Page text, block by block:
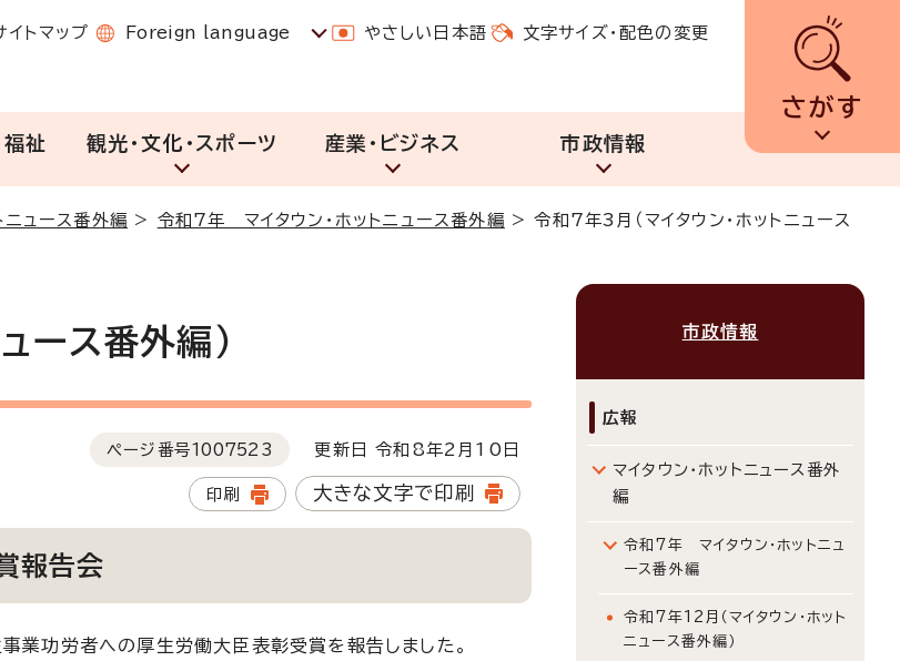
イトマップ Foreign language やさしい日本語 文字サイズ・配色の変更
さがす
福祉 観光・文化・スポーツ 産業・ビジネス 市政情報
ニュース番外編 > 令和7年 マイタウン・ホットニュース番外編 >令和7年3月（マイタウン・ホットニュース
ース番外編）
ページ番号1007523 更新日 令和8年2月10日
印刷 大きな文字で印刷
報告会
業功労者への厚生労働大臣表彰受賞を報告しました。
市政情報
広報
マイタウン・ホットニュース番外
編
令和7年 マイタウン・ホットニュ
ース番外編
令和7年12月（マイタウン・ホット
ニュース番外編）